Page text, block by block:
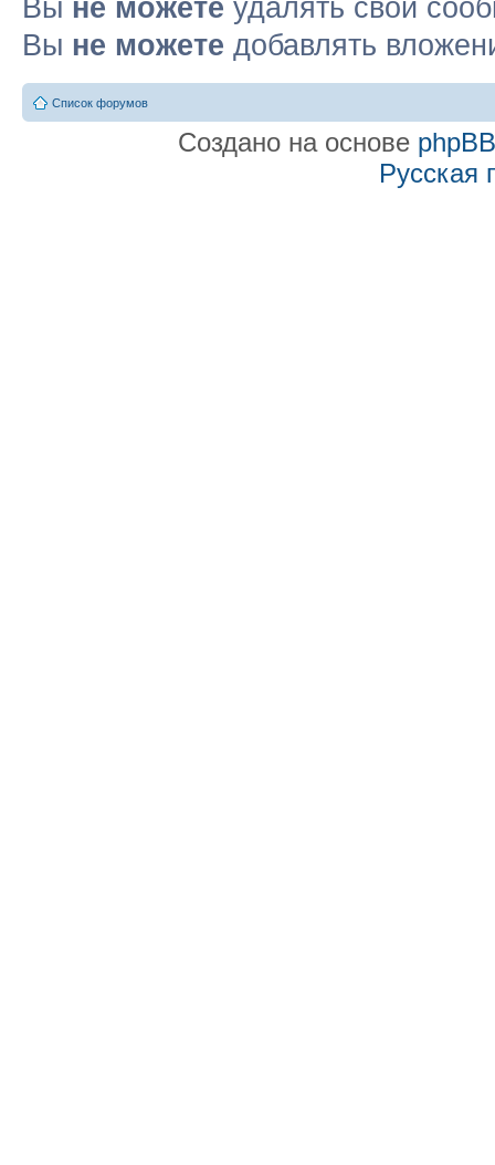
Вы не можете удалять свои
Вы не можете добавлять
Список форумов
Создано на основе phpBB
Русская